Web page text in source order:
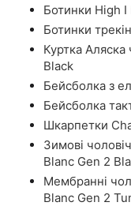
Ботинки High I
Ботинки
Куртка
Black
Бейсболка з
Бейсболка
Шкарпетки
Зимові
Blanc Gen 2
Мембранні
Blanc Gen 2